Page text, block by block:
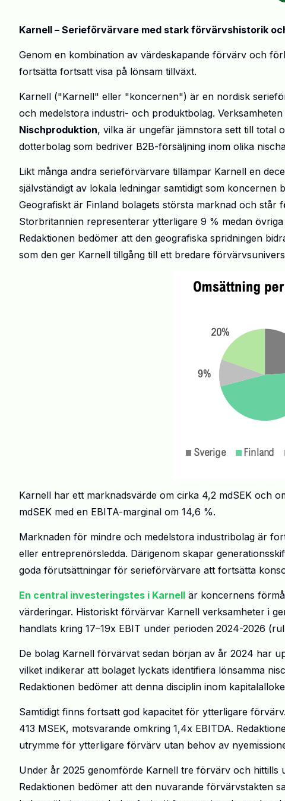
Karnell – Serieförvärvare med stark förvärvshistorik
Genom en kombination av värdeskapande förvärv och
fortsätta fortsatt visa på lönsam tillväxt.
Karnell ("Karnell" eller "koncernen") är en nordisk
och medelstora industri- och produktbolag.
Nischproduktion, vilka är ungefär jämnstora sett till total
dotterbolag som bedriver B2B-försäljning inom olika
Likt många andra serieförvärvare tillämpar Karnell en
självständigt av lokala ledningar samtidigt som
Geografiskt är Finland bolagets största marknad och
Storbritannien representerar ytterligare 9 % medan
Redaktionen bedömer att den geografiska spridningen
som den ger Karnell tillgång till ett bredare
Karnell har ett marknadsvärde om cirka 4,2 mdSEK och
mdSEK med en EBITA-marginal om 14,6 %.
Marknaden för mindre och medelstora industribolag är
eller entreprenörsledda. Därigenom skapar
goda förutsättningar för serieförvärvare att fortsätta
En central investeringstes i Karnell är koncernens
värderingar. Historiskt förvärvar Karnell verksamheter i
handlats kring 17–19x EBIT under perioden 2024-2026
De bolag Karnell förvärvat sedan början av år 2024 har
vilket indikerar att bolaget lyckats identifiera lönsamma
Redaktionen bedömer att denna disciplin inom
Samtidigt finns fortsatt god kapacitet för ytterligare
413 MSEK, motsvarande omkring 1,4x EBITDA.
utrymme för ytterligare förvärv utan behov av
Under år 2025 genomförde Karnell tre förvärv och
Redaktionen bedömer att den nuvarande förvärvstakten